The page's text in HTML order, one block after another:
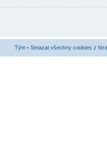
Tým • Smazat všechny cookies z fóra